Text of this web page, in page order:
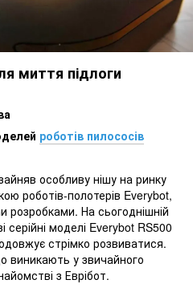
миття підлоги
роботів пилососів
особливу нішу на ринку
роботів-полотерів Everybot,
розробками. На сьогоднішній
серійні моделі Everybot RS500
стрімко розвиватися.
виникають у звичайного
з Еврібот.